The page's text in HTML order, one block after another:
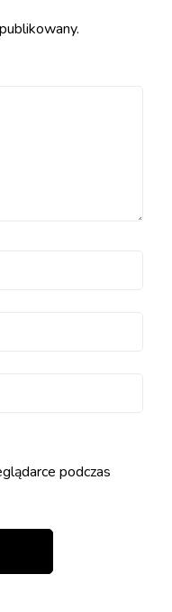
podczas